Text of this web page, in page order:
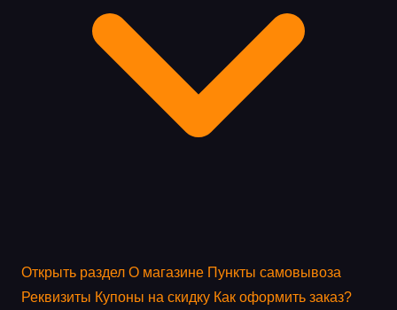
Открыть раздел О магазине Пункты самовывоза
Реквизиты Купоны на скидку Как оформить заказ?